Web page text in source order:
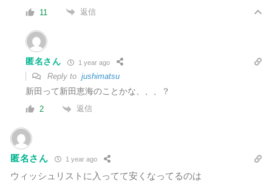
11 返信
匿名さん 1 year ago
Reply to jushimatsu
新田って新田恵海のことかな、、、？
2 返信
匿名さん 1 year ago
ウィッシュリストに入ってて安くなってるのは